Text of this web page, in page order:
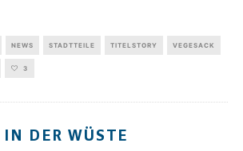
NEWS STADTTEILE TITELSTORY VEGESACK
3
DER WÜSTE